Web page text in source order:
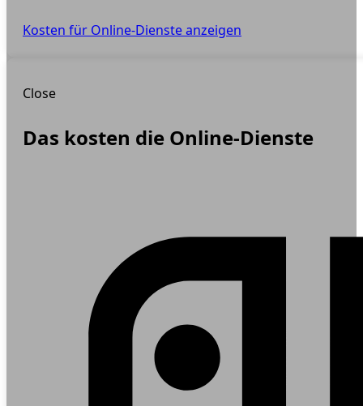
Kosten für Online-Dienste anzeigen
Close
Das kosten die Online-Dienste